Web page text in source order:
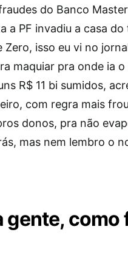
do Banco
a PF invadiu a casa do
isso eu vi no
maquiar pra onde ia o
R$ 11 bi sumidos,
com regra mais
donos, pra não
mas nem lembro o
gente, como